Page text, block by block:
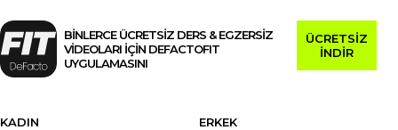
BİNLERCE ÜCRETSİZ DERS & EGZERSİZ
VİDEOLARI İÇİN DEFACTOFIT
UYGULAMASINI
ÜCRETSİZ
İNDİR
KADIN
ERKEK